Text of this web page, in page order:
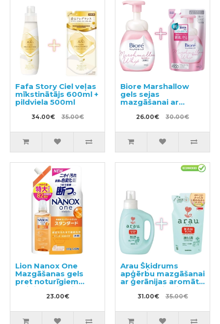
Fafa Story Ciel veļas
mīkstinātājs 600ml +
pildviela 500ml
34.00€ 35.00€
Biore Marshallow
gels sejas
mazgāšanai ar
mitrinošo efektu
150ml + pildviela
26.00€ 30.00€
Lion Nanox One
Mazgāšanas gels
pret noturīgiem
traipiem, pildviela
23.00€
Arau Šķidrums
apģērbu mazgāšanai
ar ģerānijas aromātu
1200ml + pildviela
1000ml
31.00€ 35.00€